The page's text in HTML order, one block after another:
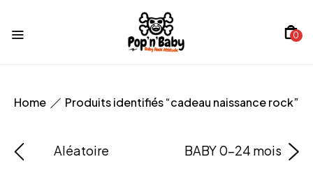
0
Home Produits identifiés “cadeau naissance rock”
Aléatoire BABY 0-24 mois